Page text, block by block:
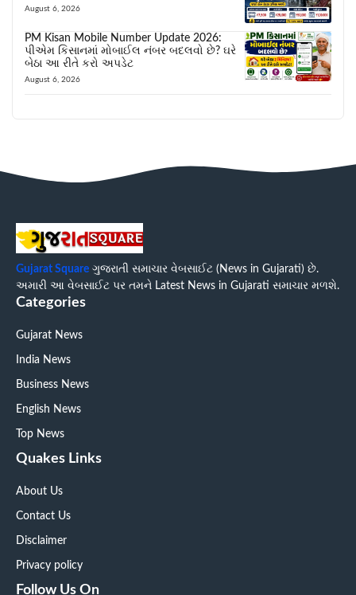
August 6, 2026
PM Kisan Mobile Number Update 2026:
પીએમ કિસાનમાં મોબાઈલ નંબર બદલવો છે? ઘરે
બેઠા આ રીતે કરો અપડેટ
August 6, 2026
Gujarat Square ગુજરાતી સમાચાર વેબસાઈટ (News in Gujarati) છે.
અમારી આ વેબસાઈટ પર તમને Latest News in Gujarati સમાચાર મળશે.
Categories
Gujarat News
India News
Business News
English News
Top News
Quakes Links
About Us
Contact Us
Disclaimer
Privacy policy
Follow Us On